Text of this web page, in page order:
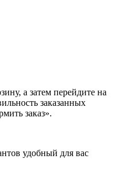
а затем перейдите на
заказанных
заказ».
удобный для вас